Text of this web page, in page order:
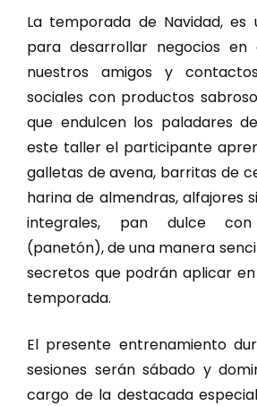
La temporada de Navidad, es
para desarrollar negocios
nuestros amigos y
sociales con productos
que endulcen los paladares
este taller el participante
galletas de avena, barritas de
harina de almendras, alfajores
integrales, pan dulce
(panetón), de una manera
secretos que podrán aplicar
temporada.
El presente entrenamiento
sesiones serán sábado y
cargo de la destacada